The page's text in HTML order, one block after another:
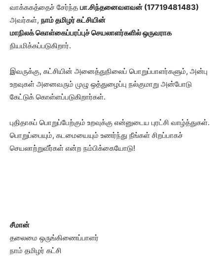
வாக்ககத்தைச் சேர்ந்த பா.சிந்தனைவளவன் (17719481483)
அவர்கள், நாம் தமிழர் கட்சியின்
மாநிலக் கொள்கைப்பரப்புச் செயலாளர்களில் ஒருவராக
நியமிக்கப்படுகிறார்.
இவருக்கு, கட்சியின் அனைத்துநிலைப் பொறுப்பாளர்களும், அன்பு
உறவுகள் அனைவரும் முழு ஒத்துழைப்பு நல்குமாறு அன்போடு
கேட்டுக் கொள்ளப்படுகிறார்கள்.
புதிதாகப் பொறுப்பேற்கும் உறவுக்கு என்னுடைய புரட்சி வாழ்த்துகள்.
பொறுப்பையும், கடமையையும் உணர்ந்து நீங்கள் சிறப்பாகச்
செயலாற்றுவீர்கள் என்ற நம்பிக்கையோடு!
சீமான்
தலைமை ஒருங்கிணைப்பாளர்
நாம் தமிழர் கட்சி